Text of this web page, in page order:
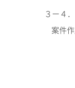
３ー４
案件